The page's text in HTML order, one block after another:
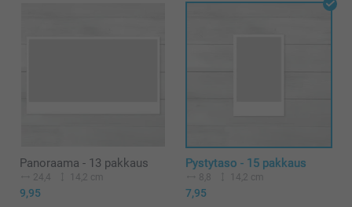
Panoraama - 13 pakkaus
24,4 14,2 cm
9,95
Pystytaso - 15 pakkaus
8,8 14,2 cm
7,95